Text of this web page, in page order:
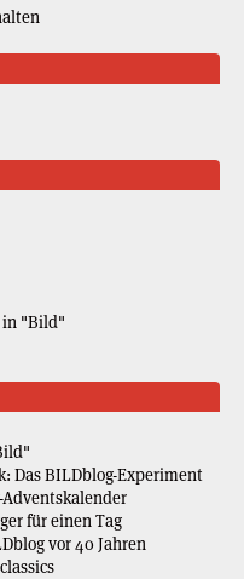
in "Bild"
Das BILDblog-Experiment
für einen Tag
vor 40 Jahren